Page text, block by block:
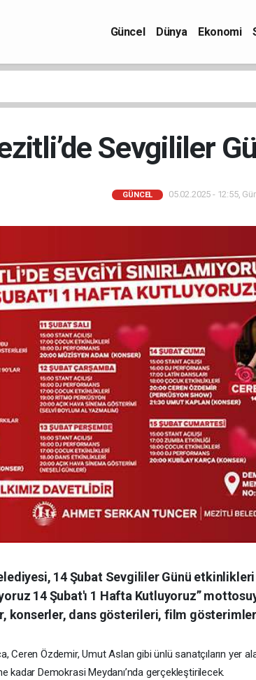
Güncel Dünya Ekonomi
Sevgililer
GÜNCEL 05.02.2025 - 12:55,
14 Şubat Sevgililer Günü etkinlikleri
14 Şubat'ı 1 Hafta Kutluyoruz”
konserler, dans gösterileri, film
Ceren Özdemir, Umut Aslan gibi ünlü sanatçıların yer
kadar Demokrasi Meydanı’nda gerçekleştirilecek.